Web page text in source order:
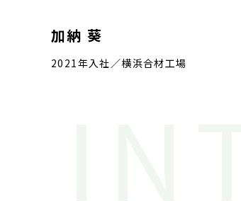
加納 葵
2021年入社／横浜合材工場